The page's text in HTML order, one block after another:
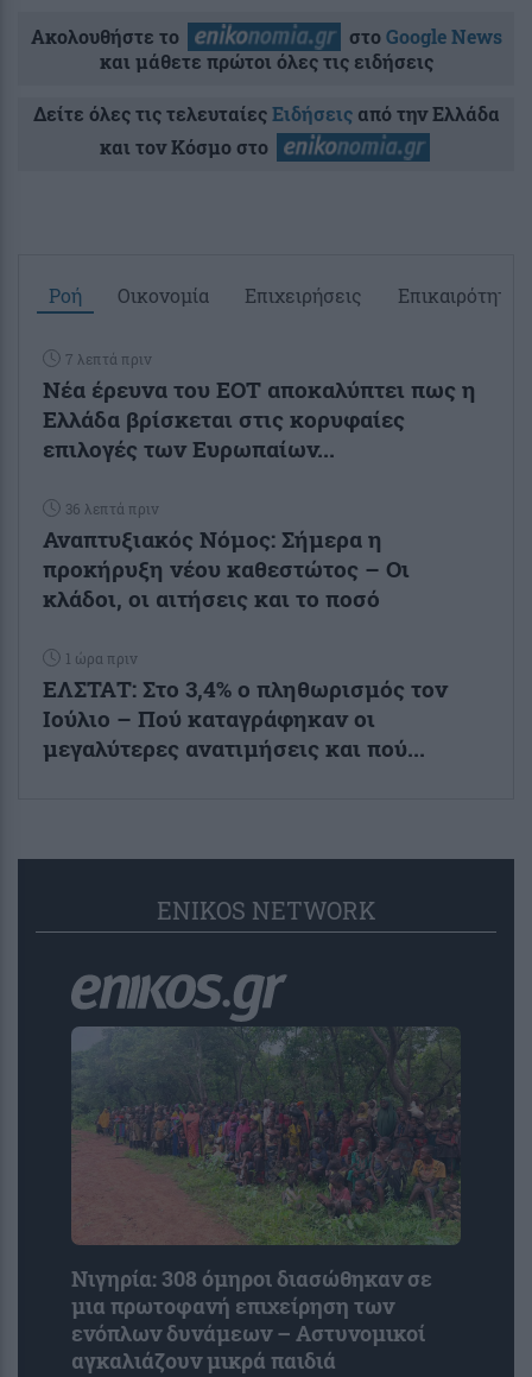
Ακολουθήστε το στοGoogle News
και μάθετε πρώτοι όλες τις ειδήσεις
Δείτε όλες τις τελευταίεςΕιδήσειςαπό την Ελλάδα
και τον Κόσμο στο
Ροή Οικονομία Επιχειρήσεις Επικαιρότητα
7 λεπτά πριν
Νέα έρευνα του ΕΟΤ αποκαλύπτει πως η
Ελλάδα βρίσκεται στις κορυφαίες
επιλογές των Ευρωπαίων...
36 λεπτά πριν
Αναπτυξιακός Νόμος: Σήμερα η
προκήρυξη νέου καθεστώτος – Οι
κλάδοι, οι αιτήσεις και το ποσό
1 ώρα πριν
ΕΛΣΤΑΤ: Στο 3,4% ο πληθωρισμός τον
Ιούλιο – Πού καταγράφηκαν οι
μεγαλύτερες ανατιμήσεις και πού...
ENIKOS NETWORK
Νιγηρία: 308 όμηροι διασώθηκαν σε
μια πρωτοφανή επιχείρηση των
ενόπλων δυνάμεων – Αστυνομικοί
αγκαλιάζουν μικρά παιδιά